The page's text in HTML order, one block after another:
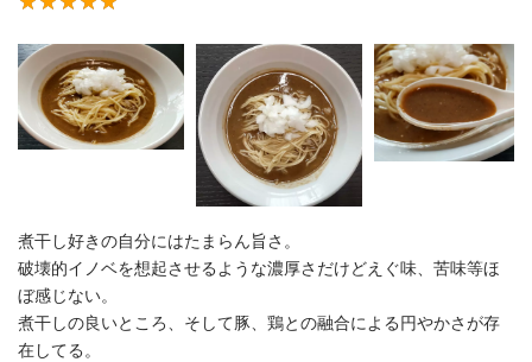
煮干し好きの自分にはたまらん旨さ。
破壊的イノベを想起させるような濃厚さだけどえぐ味、苦味等ほ
ぼ感じない。
煮干しの良いところ、そして豚、鶏との融合による円やかさが存
在してる。